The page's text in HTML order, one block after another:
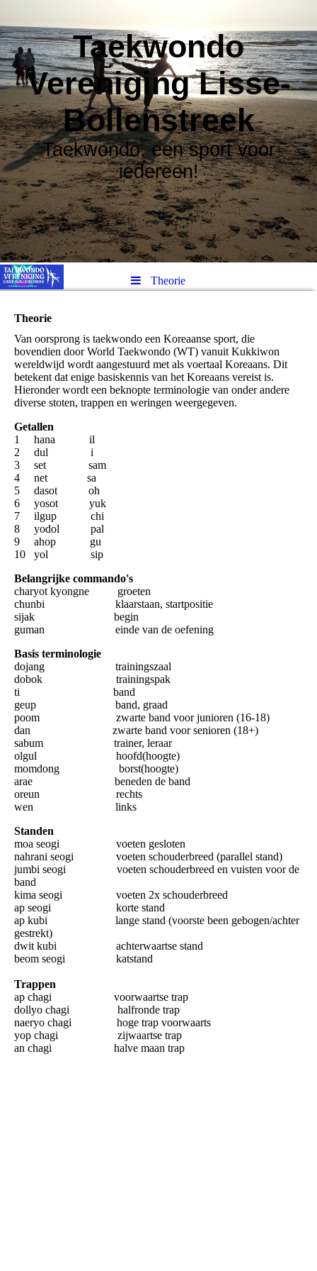
Taekwondo
Vereniging Lisse-
Bollenstreek
Taekwondo, een sport voor
iedereen!
Theorie
Theorie
Van oorsprong is taekwondo een Koreaanse sport, die
bovendien door World Taekwondo (WT) vanuit Kukkiwon
wereldwijd wordt aangestuurd met als voertaal Koreaans. Dit
betekent dat enige basiskennis van het Koreaans vereist is.
Hieronder wordt een beknopte terminologie van onder andere
diverse stoten, trappen en weringen weergegeven.
Getallen
1 hana il
2 dul i
3 set sam
4 net sa
5 dasot oh
6 yosot yuk
7 ilgup chi
8 yodol pal
9 ahop gu
10 yol sip
Belangrijke commando's
charyot kyongne groeten
chunbi klaarstaan, startpositie
sijak begin
guman einde van de oefening
Basis terminologie
dojang trainingszaal
dobok trainingspak
ti band
geup band, graad
poom zwarte band voor junioren (16-18)
dan zwarte band voor senioren (18+)
sabum trainer, leraar
olgul hoofd(hoogte)
momdong borst(hoogte)
arae beneden de band
oreun rechts
wen links
Standen
moa seogi voeten gesloten
nahrani seogi voeten schouderbreed (parallel stand)
jumbi seogi voeten schouderbreed en vuisten voor de
band
kima seogi voeten 2x schouderbreed
ap seogi korte stand
ap kubi lange stand (voorste been gebogen/achter
gestrekt)
dwit kubi achterwaartse stand
beom seogi katstand
Trappen
ap chagi voorwaartse trap
dollyo chagi halfronde trap
naeryo chagi hoge trap voorwaarts
yop chagi zijwaartse trap
an chagi halve maan trap